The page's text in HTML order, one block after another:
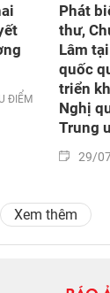
ĐIỂM
Phát
thư,
Lâm
quốc
triển
Nghị
Trung
29/
Xem thêm